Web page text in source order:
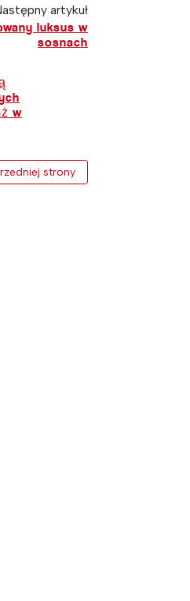
artykuł
luksus w
sosnach
w
strony